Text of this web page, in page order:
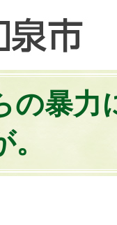
の暴力